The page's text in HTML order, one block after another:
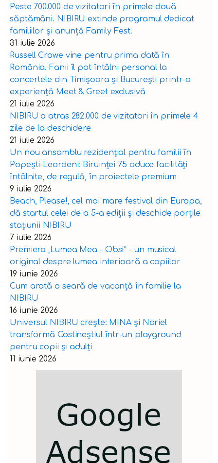
Peste 700.000 de vizitatori în primele două
săptămâni. NIBIRU extinde programul dedicat
familiilor și anunță Family Fest.
31 iulie 2026
Russell Crowe vine pentru prima dată în
România. Fanii îl pot întâlni personal la
concertele din Timișoara și București printr-o
experiență Meet & Greet exclusivă
21 iulie 2026
NIBIRU a atras 282.000 de vizitatori în primele 4
zile de la deschidere
21 iulie 2026
Un nou ansamblu rezidențial pentru familii în
Popești-Leordeni: Biruinței 75 aduce facilități
întâlnite, de regulă, în proiectele premium
9 iulie 2026
Beach, Please!, cel mai mare festival din Europa,
dă startul celei de a 5-a ediții și deschide porțile
stațiunii NIBIRU
7 iulie 2026
Premiera „Lumea Mea – Obsi” – un musical
original despre lumea interioară a copiilor
19 iunie 2026
Cum arată o seară de vacanță în familie la
NIBIRU
16 iunie 2026
Universul NIBIRU crește: MINA și Noriel
transformă Costineștiul într-un playground
pentru copii și adulți
11 iunie 2026